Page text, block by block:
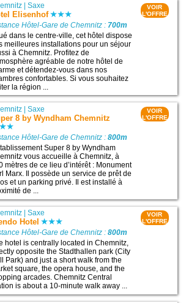
|Saxe
Elisenhof
Hôtel-Gare de Chemnitz : 700m
dans le centre-ville, cet hôtel dispose
meilleures installations pour un séjour
à Chemnitz. Profitez de
agréable de notre hôtel de
et détendez-vous dans nos
confortables. Si vous souhaitez
la région ...
VOIR
L'OFFRE
|Saxe
8 by Wyndham Chemnitz
Hôtel-Gare de Chemnitz :800m
Super 8 by Wyndham
vous accueille à Chemnitz, à
mètres de ce lieu d’intérêt : Monument
Marx. Il possède un service de prêt de
et un parking privé. Il est installé à
de ...
VOIR
L'OFFRE
|Saxe
Hotel
Hôtel-Gare de Chemnitz :800m
hotel is centrally located in Chemnitz,
opposite the Stadthallen park (City
Park) and just a short walk from the
square, the opera house, and the
arcades. Chemnitz Central
is about a 10-minute walk away ...
VOIR
L'OFFRE